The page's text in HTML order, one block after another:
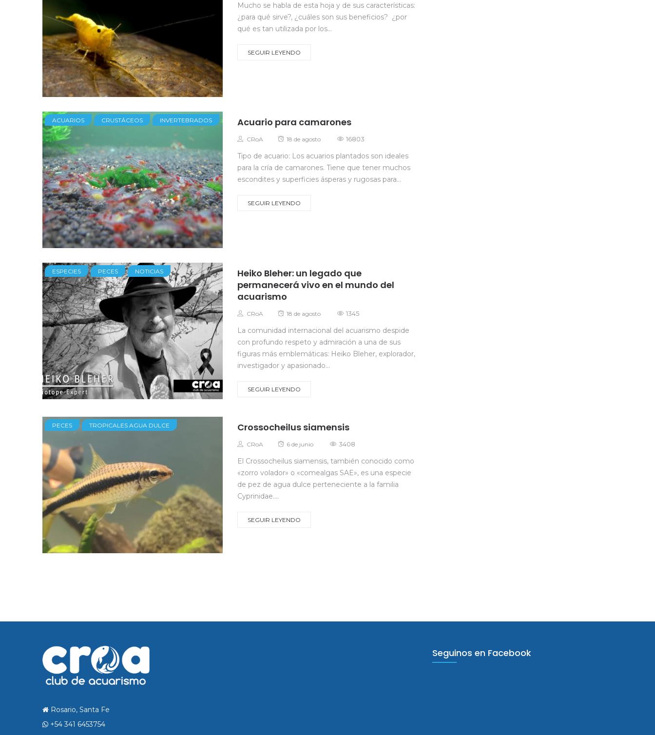
Mucho se habla de esta hoja y de sus características:
¿para qué sirve?, ¿cuáles son sus beneficios? ¿por
qué es tan utilizada por los...
SEGUIR LEYENDO
ACUARIOS CRUSTÁCEOS INVERTEBRADOS Acuario para camarones
Autor
CRoA
Posted
18 de agosto 16803
Tipo de acuario: Los acuarios plantados son ideales
para la cría de camarones. Tiene que tener muchos
escondites y superficies ásperas y rugosas para...
SEGUIR LEYENDO
ESPECIES PECES NOTICIAS
Heiko Bleher: un legado que
permanecerá vivo en el mundo del
acuarismo
Autor
CRoA
Posted
18 de agosto 1345
La comunidad internacional del acuarismo despide
con profundo respeto y admiración a una de sus
figuras más emblemáticas: Heiko Bleher, explorador,
investigador y apasionado...
SEGUIR LEYENDO
PECES TROPICALES AGUA DULCE Crossocheilus siamensis
Autor
CRoA
Posted
6 de junio 3408
El Crossocheilus siamensis, también conocido como
«zorro volador» o «comealgas SAE», es una especie
de pez de agua dulce perteneciente a la familia
Cyprinidae....
SEGUIR LEYENDO
Rosario, Santa Fe
+54 341 6453754
Seguinos en Facebook